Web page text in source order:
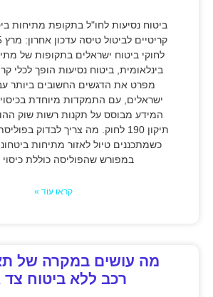
ביטוח נסיעות לחו"ל בתקופת מתיחות
לחוקי ביטוח ישראלים בתקופות של
בינלאומית, ביטוח נסיעות הופך לכלי
מפרט את הדגשים החשובים ביותר
ישראלים, עם התמקדות מיוחדת
המידע מבוסס על תקנות רשות שוק
תיקון 190 לחוק. מה צריך לבדוק
כשמתכננים טיול לאזור מתיחות
במפורש שהפוליסה כוללת כיסוי
קראו עוד »
מה עושים במקרה של
רכב ללא ביטוח צד